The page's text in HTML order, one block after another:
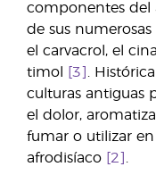
componentes del
de sus
el carvacrol, el
timol
[3] .
culturas antiguas
el dolor,
fumar o utilizar
afrodisíaco
[2] .